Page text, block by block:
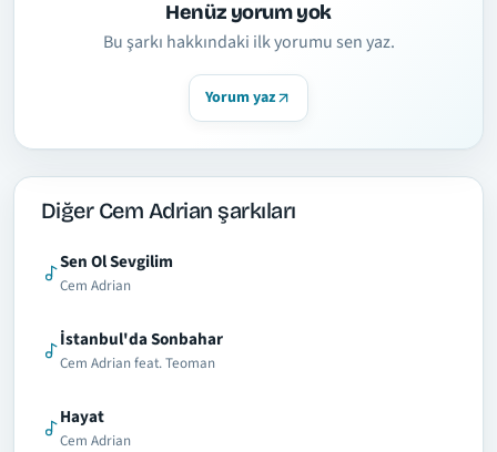
Henüz yorum yok
Bu şarkı hakkındaki ilk yorumu sen yaz.
Yorum yaz
Diğer Cem Adrian şarkıları
Sen Ol Sevgilim
Cem Adrian
İstanbul'da Sonbahar
Cem Adrian feat. Teoman
Hayat
Cem Adrian